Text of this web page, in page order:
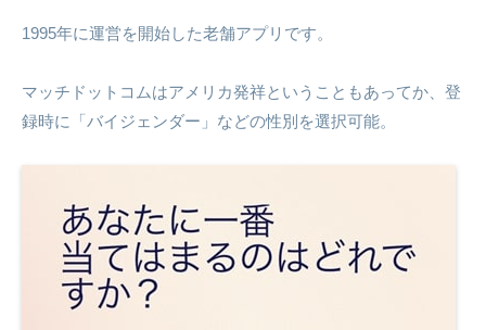
1995年に運営を開始した老舗アプリです。
マッチドットコムはアメリカ発祥ということもあってか、登
録時に「バイジェンダー」などの性別を選択可能。